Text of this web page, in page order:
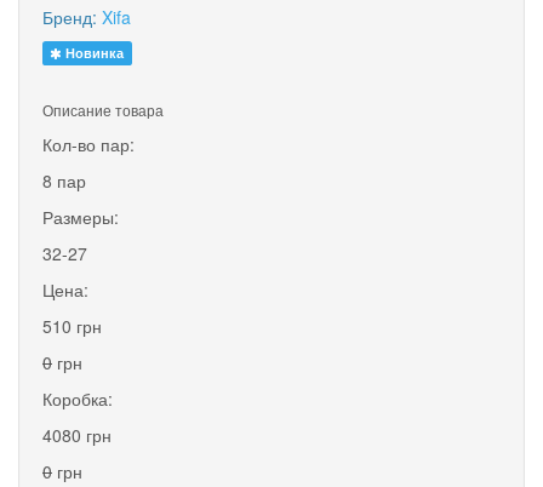
Бренд: Xifa
Новинка
Описание товара
Кол-во пар:
8 пар
Размеры:
32-27
Цена:
510 грн
0 грн
Коробка:
4080 грн
0 грн